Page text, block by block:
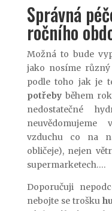
Správná
ročního
Možná to bude
jako nosíme
podle toho jak je
potřebyběhem
nedostatečné
vzduchu co na
obličeje), nejen
supermarketech….
Doporučuji
nebojte se trošku